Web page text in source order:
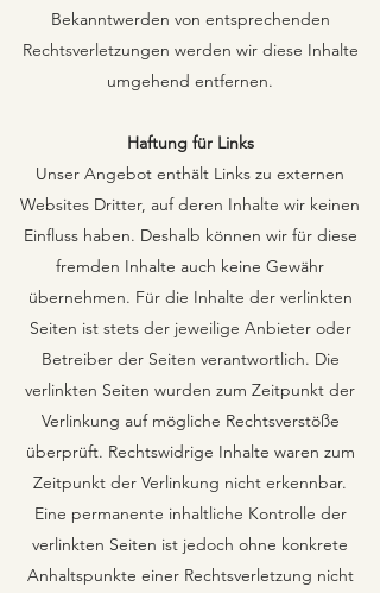
Bekanntwerden von entsprechenden
Rechtsverletzungen werden wir diese Inhalte
umgehend entfernen.
Haftung für Links
Unser Angebot enthält Links zu externen
Websites Dritter, auf deren Inhalte wir keinen
Einfluss haben. Deshalb können wir für diese
fremden Inhalte auch keine Gewähr
übernehmen. Für die Inhalte der verlinkten
Seiten ist stets der jeweilige Anbieter oder
Betreiber der Seiten verantwortlich. Die
verlinkten Seiten wurden zum Zeitpunkt der
Verlinkung auf mögliche Rechtsverstöße
überprüft. Rechtswidrige Inhalte waren zum
Zeitpunkt der Verlinkung nicht erkennbar.
Eine permanente inhaltliche Kontrolle der
verlinkten Seiten ist jedoch ohne konkrete
Anhaltspunkte einer Rechtsverletzung nicht